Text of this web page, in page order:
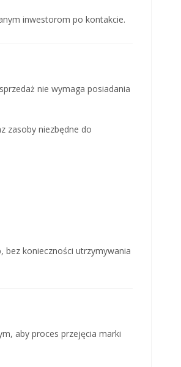
inwestorom po kontakcie.
nie wymaga posiadania
zasoby niezbędne do
bez konieczności utrzymywania
aby proces przejęcia marki